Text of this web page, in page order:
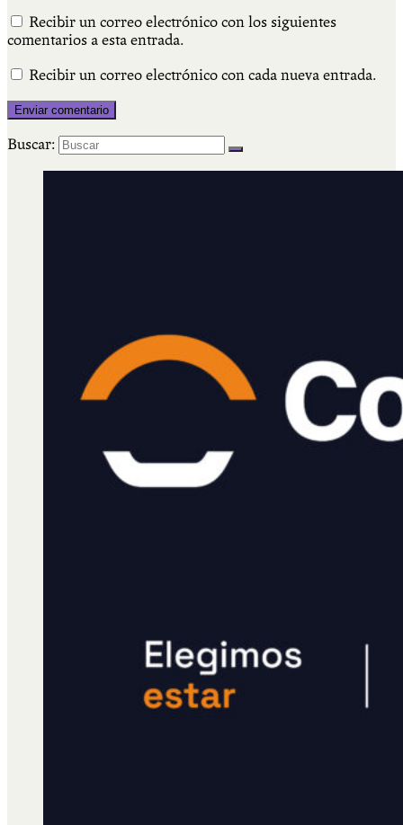
Recibir un correo electrónico con los siguientes
comentarios a esta entrada.
Recibir un correo electrónico con cada nueva entrada.
Buscar: